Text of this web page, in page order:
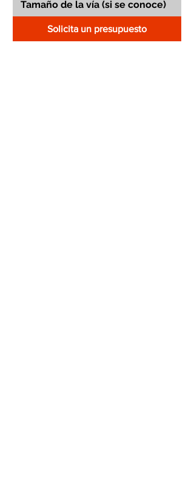
Solicita un presupuesto